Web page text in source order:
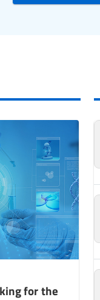
for the